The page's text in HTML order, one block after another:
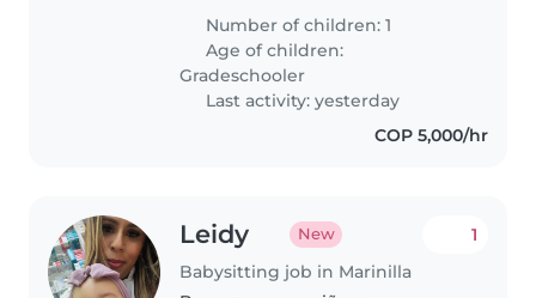
juguetón). Necesita saber cocinar
y debe sentirse cómoda en
entorno familiar. Más detalles al
contactar
Number of children: 1
Age of children:
Gradeschooler
Last activity: yesterday
COP 5,000/hr
Leidy New
Babysitting job in Marinilla
1